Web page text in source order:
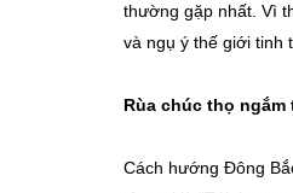
thường gặp nhất. Vì
và ngụ ý thế giới tinh
Rùa chúc thọ
Cách hướng Đông